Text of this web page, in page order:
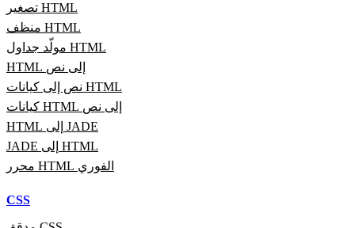
تصغير HTML
منظف HTML
مولّد جداول HTML
HTML إلى نص
نص إلى كيانات HTML
كيانات HTML إلى نص
HTML إلى JADE
JADE إلى HTML
محرر HTML الفوري
CSS